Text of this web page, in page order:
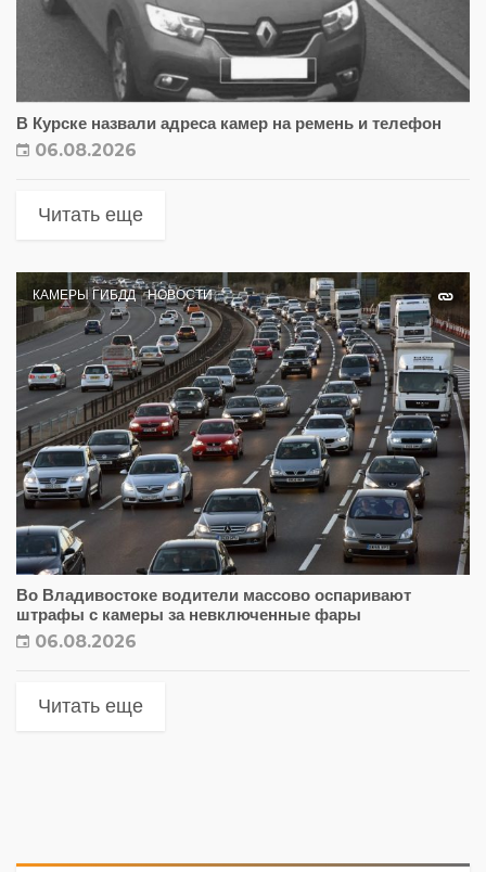
В Курске назвали адреса камер на ремень и телефон
06.08.2026
Читать еще
КАМЕРЫ ГИБДД НОВОСТИ
Во Владивостоке водители массово оспаривают
штрафы с камеры за невключенные фары
06.08.2026
Читать еще